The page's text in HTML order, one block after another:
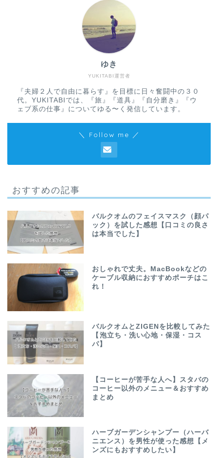
YUKITABI運営者
ゆき
『夫婦２人で自由に暮らす』を目標に日々奮闘中の３０
代。YUKITABIでは、『旅』『道具』『自分磨き』『ウ
ェブ系の仕事』についてゆる〜く発信しています。
＼ Follow me ／
おすすめの記事
バルクオムのフェイスマスク（顔パ
ック）を試した感想【口コミの良さ
は本当でした】
おしゃれで丈夫。MacBookなどの
ケーブル収納におすすめポーチはこ
れ！
バルクオムとZIGENを比較してみた
【泡立ち・洗い心地・保湿・コス
パ】
【コーヒーが苦手な人へ】スタバの
コーヒー以外のメニュー＆おすすめ
まとめ
ハーブガーデンシャンプー（ハーバ
ニエンス）を男性が使った感想【メ
ンズにもおすすめしたい】